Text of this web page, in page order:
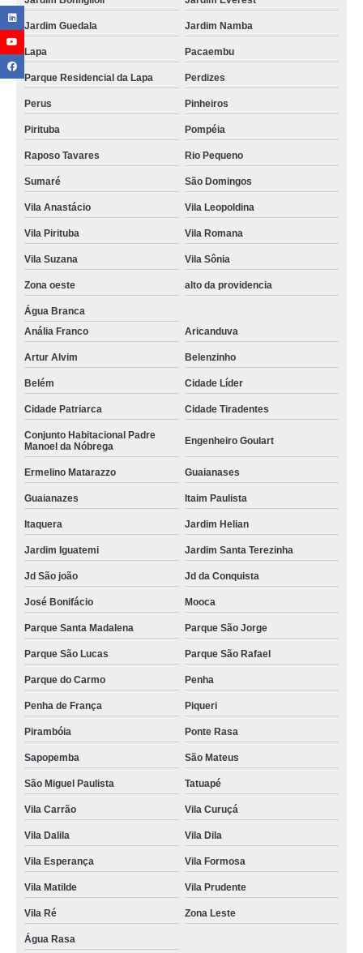
Jardim Guedala Jardim Namba
Lapa Pacaembu
Parque Residencial da Lapa Perdizes
Perus Pinheiros
Pirituba Pompéia
Raposo Tavares Rio Pequeno
Sumaré São Domingos
Vila Anastácio Vila Leopoldina
Vila Pirituba Vila Romana
Vila Suzana Vila Sônia
Zona oeste alto da providencia
Água Branca
Anália Franco
Aricanduva
Artur Alvim Belenzinho
Belém Cidade Líder
Cidade Patriarca Cidade Tiradentes
Conjunto Habitacional Padre
Manoel da Nóbrega
Engenheiro Goulart
Ermelino Matarazzo Guaianases
Guaianazes Itaim Paulista
Itaquera Jardim Helian
Jardim Iguatemi Jardim Santa Terezinha
Jd São joão Jd da Conquista
José Bonifácio Mooca
Parque Santa Madalena Parque São Jorge
Parque São Lucas Parque São Rafael
Parque do Carmo Penha
Penha de França Piqueri
Pirambóia Ponte Rasa
Sapopemba São Mateus
São Miguel Paulista Tatuapé
Vila Carrão Vila Curuçá
Vila Dalila Vila Dila
Vila Esperança Vila Formosa
Vila Matilde Vila Prudente
Vila Ré Zona Leste
Água Rasa